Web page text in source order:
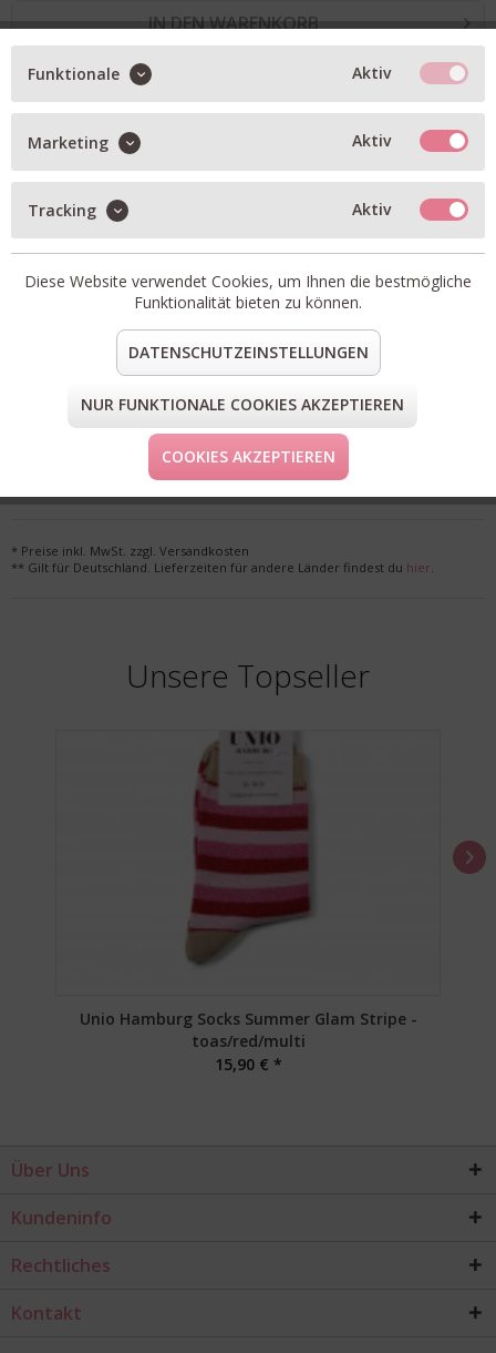
IN DEN WARENKORB
BESCHREIBUNG
Schal mit Blumenprint
aus feinster Wolle
kleine Fransen
Maße: 100x 200 cm
Artikel-Nr.:
INKE-BWB-261D
teilen
pin it mail
FORM & GRÖSSE
LIEFERUNG & KOSTENLOSE RETOURE
* Preise inkl. MwSt. zzgl. Versandkosten
** Gilt für Deutschland. Lieferzeiten für andere Länder findest du hier.
Unsere Topseller
Unio Hamburg Socks Summer Glam Stripe -
toas/red/multi
15,90 € *
Über Uns
Kundeninfo
Rechtliches
Kontakt
Funktionale Aktiv
Marketing Aktiv
Tracking Aktiv
Diese Website verwendet Cookies, um Ihnen die bestmögliche
Funktionalität bieten zu können.
DATENSCHUTZEINSTELLUNGEN
NUR FUNKTIONALE COOKIES AKZEPTIEREN
COOKIES AKZEPTIEREN